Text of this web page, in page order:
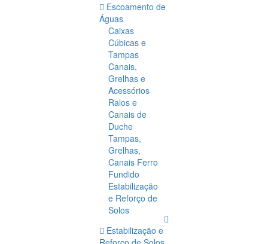
Escoamento de
Águas
Caixas
Cúbicas e
Tampas
Canais,
Grelhas e
Acessórios
Ralos e
Canais de
Duche
Tampas,
Grelhas,
Canais Ferro
Fundido
Estabilização
e Reforço de
Solos
Estabilização e